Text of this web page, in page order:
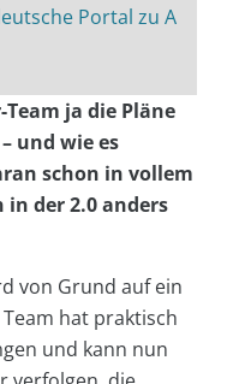
Portal zu A
ja die Pläne
und wie es
schon in vollem
in der 2.0 anders
von Grund auf ein
hat praktisch
und kann nun